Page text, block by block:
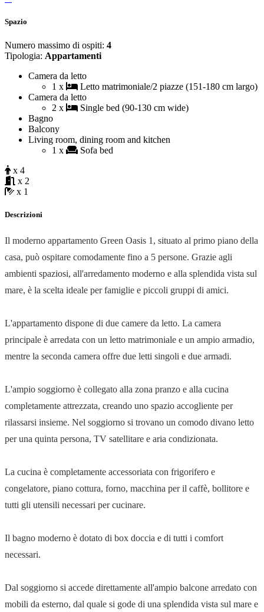
Spazio
Numero massimo di ospiti: 4
Tipologia: Appartamenti
Camera da letto
1 x
Letto matrimoniale/2 piazze (151-180 cm largo)
Camera da letto
2 x
Single bed (90-130 cm wide)
Bagno
Balcony
Living room, dining room and kitchen
1 x
Sofa bed
x 4
x 2
x 1
Descrizioni
Il moderno appartamento Green Oasis 1, situato al primo piano della
casa, può ospitare comodamente fino a 5 persone. Grazie agli
ambienti spaziosi, all'arredamento moderno e alla splendida vista sul
mare, è la scelta ideale per famiglie e piccoli gruppi di amici.
L'appartamento dispone di due camere da letto. La camera
principale è arredata con un letto matrimoniale e un ampio armadio,
mentre la seconda camera offre due letti singoli e due armadi.
L'ampio soggiorno è collegato alla zona pranzo e alla cucina
completamente attrezzata, creando uno spazio accogliente per
rilassarsi insieme. Nel soggiorno si trovano un comodo divano letto
per una quinta persona, TV satellitare e aria condizionata.
La cucina è completamente accessoriata con frigorifero e
congelatore, piano cottura, forno, macchina per il caffè, bollitore e
tutti gli utensili necessari per cucinare.
Il bagno moderno è dotato di box doccia e di tutti i comfort
necessari.
Dal soggiorno si accede direttamente all'ampio balcone arredato con
mobili da esterno, dal quale si gode di una splendida vista sul mare e